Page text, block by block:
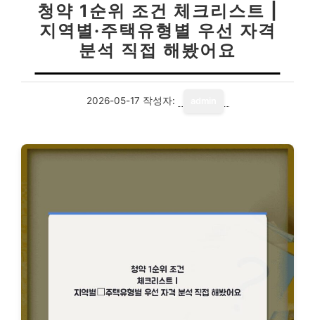
청약 1순위 조건 체크리스트 |
지역별·주택유형별 우선 자격
분석 직접 해봤어요
2026-05-17 작성자: